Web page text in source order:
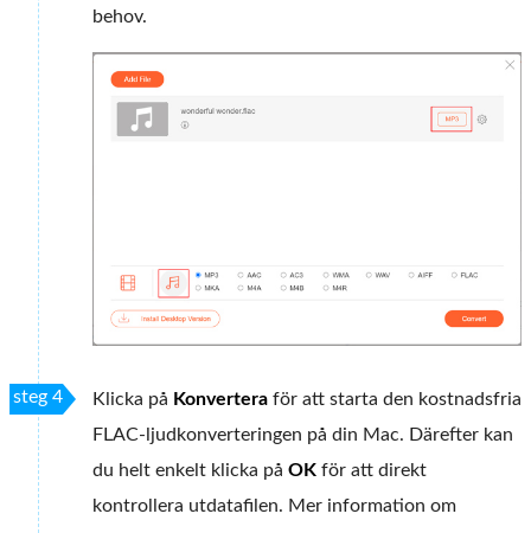
behov.
steg 4 Klicka på Konvertera för att starta den kostnadsfria
FLAC-ljudkonverteringen på din Mac. Därefter kan
du helt enkelt klicka på OK för att direkt
kontrollera utdatafilen. Mer information om